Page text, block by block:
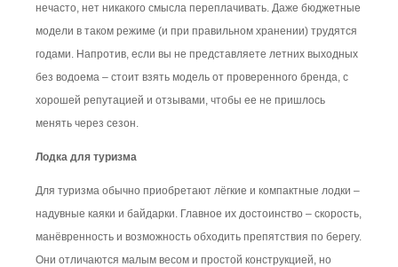
нечасто, нет никакого смысла переплачивать. Даже бюджетные
модели в таком режиме (и при правильном хранении) трудятся
годами. Напротив, если вы не представляете летних выходных
без водоема – стоит взять модель от проверенного бренда, с
хорошей репутацией и отзывами, чтобы ее не пришлось
менять через сезон.
Лодка для туризма
Для туризма обычно приобретают лёгкие и компактные лодки –
надувные каяки и байдарки. Главное их достоинство – скорость,
манёвренность и возможность обходить препятствия по берегу.
Они отличаются малым весом и простой конструкцией, но